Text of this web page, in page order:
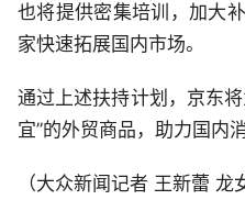
也将提供密集培训，加大
家快速拓展国内市场。
通过上述扶持计划，京东
宜”的外贸商品，助力国内
（大众新闻记者 王新蕾 龙